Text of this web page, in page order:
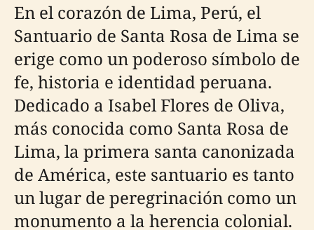
En el corazón de Lima, Perú, el
Santuario de Santa Rosa de Lima se
erige como un poderoso símbolo de
fe, historia e identidad peruana.
Dedicado a Isabel Flores de Oliva,
más conocida como Santa Rosa de
Lima, la primera santa canonizada
de América, este santuario es tanto
un lugar de peregrinación como un
monumento a la herencia colonial.